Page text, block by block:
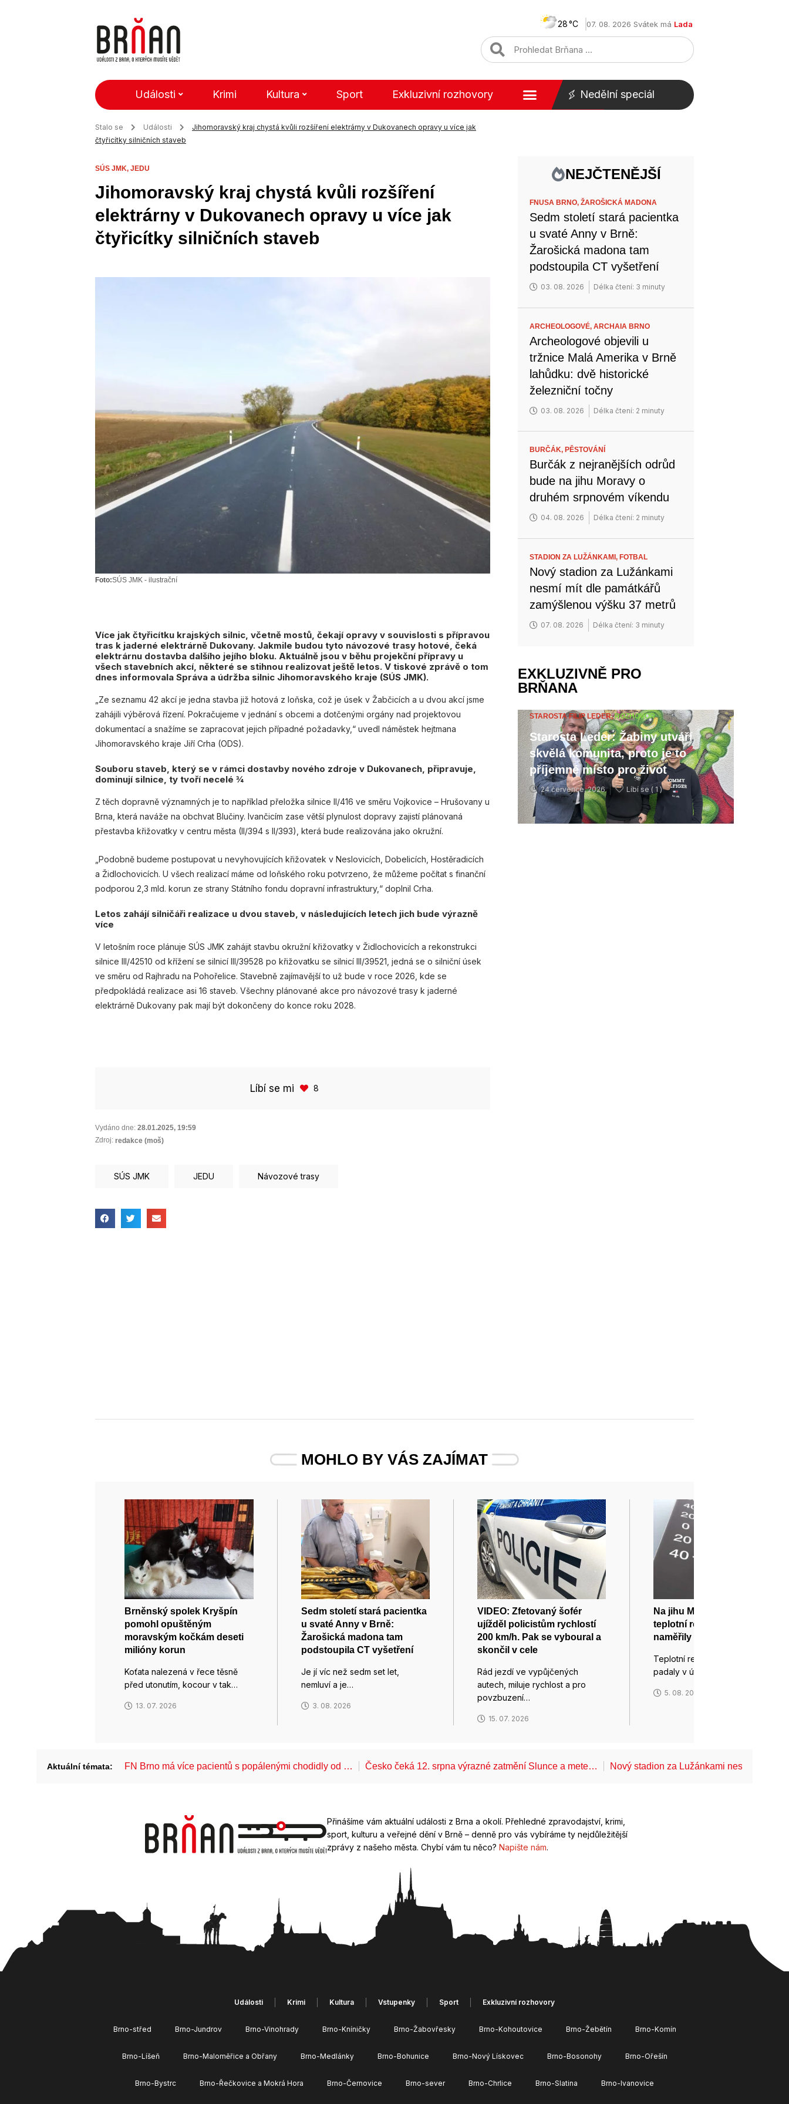
28 07. 08. 2026 Svátek má Lada
Události Krimi Kultura Sport Exkluzivní rozhovory Nedělní speciál
Stalo se Události
Jihomoravský kraj chystá kvůli rozšíření elektrárny v Dukovanech opravy u více jak
čtyřicítky silničních staveb
SÚS JMK, JEDU
Jihomoravský kraj chystá kvůli rozšíření
elektrárny v Dukovanech opravy u více jak
čtyřicítky silničních staveb
Foto:SÚS JMK - ilustrační
Více jak čtyřicítku krajských silnic, včetně mostů, čekají opravy v souvislosti s přípravou
tras k jaderné elektrárně Dukovany. Jakmile budou tyto návozové trasy hotové, čeká
elektrárnu dostavba dalšího jejího bloku. Aktuálně jsou v běhu projekční přípravy u
všech stavebních akcí, některé se stihnou realizovat ještě letos. V tiskové zprávě o tom
dnes informovala Správa a údržba silnic Jihomoravského kraje (SÚS JMK).
„Ze seznamu 42 akcí je jedna stavba již hotová z loňska, což je úsek v Žabčicích a u dvou akcí jsme
zahájili výběrová řízení. Pokračujeme v jednání s obcemi a dotčenými orgány nad projektovou
dokumentací a snažíme se zapracovat jejich případné požadavky,“ uvedl náměstek hejtmana
Jihomoravského kraje Jiří Crha (ODS).
Souboru staveb, který se v rámci dostavby nového zdroje v Dukovanech, připravuje,
dominují silnice, ty tvoří necelé ¾
Z těch dopravně významných je to například přeložka silnice II/416 ve směru Vojkovice – Hrušovany u
Brna, která naváže na obchvat Blučiny. Ivančicím zase větší plynulost dopravy zajistí plánovaná
přestavba křižovatky v centru města (II/394 s II/393), která bude realizována jako okružní.
„Podobně budeme postupovat u nevyhovujících křižovatek v Neslovicích, Dobelicích, Hostěradicích
a Židlochovicích. U všech realizací máme od loňského roku potvrzeno, že můžeme počítat s finanční
podporou 2,3 mld. korun ze strany Státního fondu dopravní infrastruktury,“ doplnil Crha.
Letos zahájí silničáři realizace u dvou staveb, v následujících letech jich bude výrazně
více
V letošním roce plánuje SÚS JMK zahájit stavbu okružní křižovatky v Židlochovicích a rekonstrukci
silnice III/42510 od křížení se silnicí III/39528 po křižovatku se silnicí III/39521, jedná se o silniční úsek
ve směru od Rajhradu na Pohořelice. Stavebně zajímavější to už bude v roce 2026, kde se
předpokládá realizace asi 16 staveb. Všechny plánované akce pro návozové trasy k jaderné
elektrárně Dukovany pak mají být dokončeny do konce roku 2028.
Líbí se mi 8
Vydáno dne: 28.01.2025, 19:59
Zdroj: redakce (moš)
SÚS JMK JEDU Návozové trasy
NEJČTENĚJŠÍ
FNUSA BRNO,ŽAROŠICKÁ MADONA
Sedm století stará pacientka
u svaté Anny v Brně:
Žarošická madona tam
podstoupila CT vyšetření
03. 08. 2026 Délka čtení: 3 minuty
ARCHEOLOGOVÉ,ARCHAIA BRNO
Archeologové objevili u
tržnice Malá Amerika v Brně
lahůdku: dvě historické
železniční točny
03. 08. 2026 Délka čtení: 2 minuty
BURČÁK, PĚSTOVÁNÍ
Burčák z nejranějších odrůd
bude na jihu Moravy o
druhém srpnovém víkendu
04. 08. 2026 Délka čtení: 2 minuty
STADION ZA LUŽÁNKAMI,FOTBAL
Nový stadion za Lužánkami
nesmí mít dle památkářů
zamýšlenou výšku 37 metrů
07. 08. 2026 Délka čtení: 3 minuty
EXKLUZIVNĚ PRO
BRŇANA
STAROSTA FILIP LEDER,ROZHOVOR
Starosta Leder: Žabiny utváří
skvělá komunita, proto je to
příjemné místo pro život
24 července, 2026 Líbí se ( 1 )
MOHLO BY VÁS ZAJÍMAT
Brněnský spolek Kryšpín
pomohl opuštěným
moravským kočkám deseti
milióny korun
Koťata nalezená v řece těsně
před utonutím, kocour v tak…
13. 07. 2026
Sedm století stará pacientka
u svaté Anny v Brně:
Žarošická madona tam
podstoupila CT vyšetření
Je jí víc než sedm set let,
nemluví a je…
3. 08. 2026
VIDEO: Zfetovaný šofér
ujížděl policistům rychlostí
200 km/h. Pak se vyboural a
skončil v cele
Rád jezdí ve vypůjčených
autech, miluje rychlost a pro
povzbuzení…
15. 07. 2026
Na jihu Moravy padaly
teplotní rekordy, dvě stanice
naměřily přes 40 stupňů
Teplotní rekordy na jihu Moravy
padaly v úterý na všech…
5. 08. 2026
Aktuální témata: FN Brno má více pacientů s popálenými chodidly od … Česko čeká 12. srpna výrazné zatmění Slunce a mete… Nový stadion za Lužánkami nesmí mít dle
Přinášíme vám aktuální události z Brna a okolí. Přehledné zpravodajství, krimi,
sport, kulturu a veřejné dění v Brně – denně pro vás vybíráme ty nejdůležitější
zprávy z našeho města. Chybí vám tu něco? Napište nám.
Události Krimi Kultura Vstupenky Sport Exkluzivní rozhovory
Brno-střed Brno-Jundrov Brno-Vinohrady Brno-Kníničky Brno-Žabovřesky Brno-Kohoutovice Brno-Žebětín Brno-Komín
Brno-Líšeň Brno-Maloměřice a Obřany Brno-Medlánky Brno-Bohunice Brno-Nový Lískovec Brno-Bosonohy Brno-Ořešín
Brno-Bystrc Brno-Řečkovice a Mokrá Hora Brno-Černovice Brno-sever Brno-Chrlice Brno-Slatina Brno-Ivanovice